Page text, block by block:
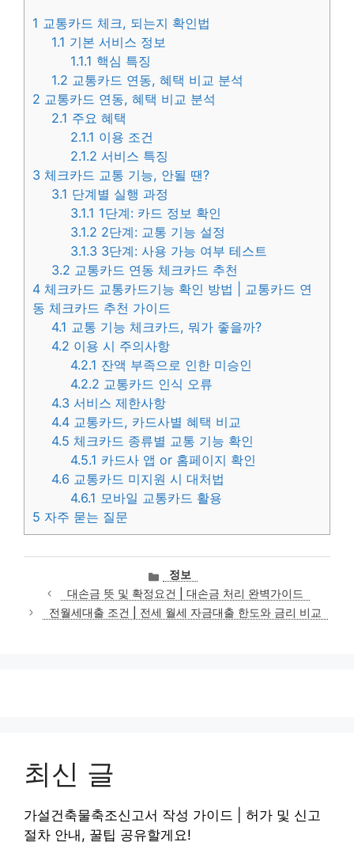
1 교통카드 체크, 되는지 확인법
1.1 기본 서비스 정보
1.1.1 핵심 특징
1.2 교통카드 연동, 혜택 비교 분석
2 교통카드 연동, 혜택 비교 분석
2.1 주요 혜택
2.1.1 이용 조건
2.1.2 서비스 특징
3 체크카드 교통 기능, 안될 땐?
3.1 단계별 실행 과정
3.1.1 1단계: 카드 정보 확인
3.1.2 2단계: 교통 기능 설정
3.1.3 3단계: 사용 가능 여부 테스트
3.2 교통카드 연동 체크카드 추천
4 체크카드 교통카드기능 확인 방법 | 교통카드 연
동 체크카드 추천 가이드
4.1 교통 기능 체크카드, 뭐가 좋을까?
4.2 이용 시 주의사항
4.2.1 잔액 부족으로 인한 미승인
4.2.2 교통카드 인식 오류
4.3 서비스 제한사항
4.4 교통카드, 카드사별 혜택 비교
4.5 체크카드 종류별 교통 기능 확인
4.5.1 카드사 앱 or 홈페이지 확인
4.6 교통카드 미지원 시 대처법
4.6.1 모바일 교통카드 활용
5 자주 묻는 질문
카
테
고
리
정보
대손금 뜻 및 확정요건 | 대손금 처리 완벽가이드
전월세대출 조건 | 전세 월세 자금대출 한도와 금리 비교
최신 글
가설건축물축조신고서 작성 가이드 | 허가 및 신고
절차 안내, 꿀팁 공유할게요!